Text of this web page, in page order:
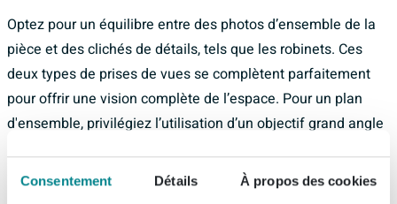
Consentement Détails À propos des cookies
Optez pour un équilibre entre des photos d’ensemble de la
pièce et des clichés de détails, tels que les robinets. Ces
deux types de prises de vues se complètent parfaitement
pour offrir une vision complète de l’espace. Pour un plan
d'ensemble, privilégiez l’utilisation d’un objectif grand angle
smartphones modernes proposent cette fonction, évitant